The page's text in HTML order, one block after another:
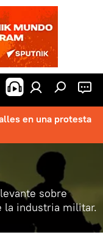
en una protesta
sobre
la industria militar.